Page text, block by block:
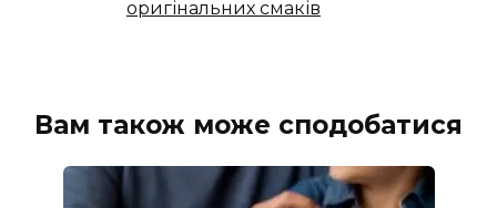
оригінальних смаків
Вам також може сподобатися